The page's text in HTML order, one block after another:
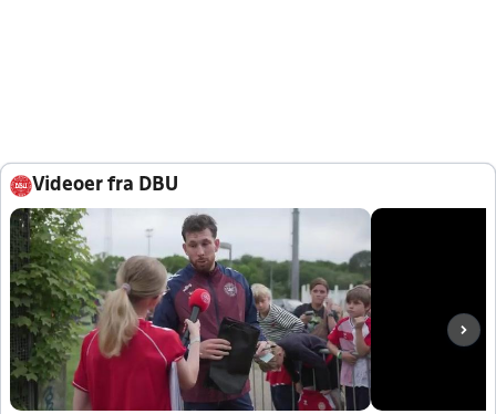
Videoer fra DBU